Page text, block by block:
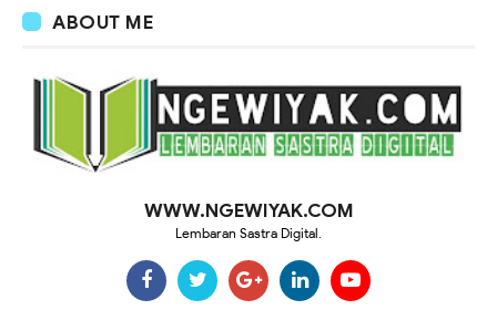
ABOUT ME
WWW.NGEWIYAK.COM
Lembaran Sastra Digital.